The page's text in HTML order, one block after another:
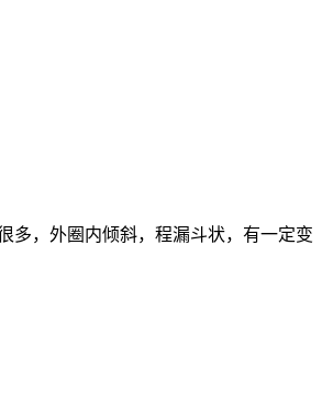
多，外圈内倾斜，程漏斗状，有一定变